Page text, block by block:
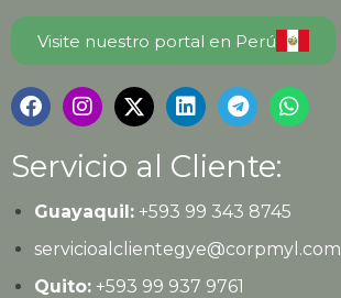
Visite nuestro portal en Perú
Servicio al Cliente:
Guayaquil:+593 99 343 8745
servicioalclientegye@corpmyl.com
Quito:+593 99 937 9761